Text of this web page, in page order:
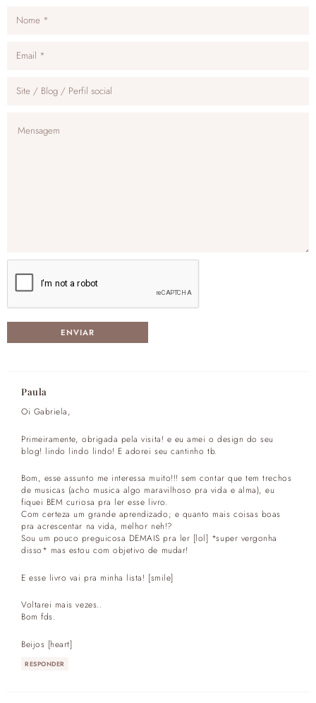
Paula
Oi Gabriela,
Primeiramente, obrigada pela visita! e eu amei o design do seu
blog! lindo lindo lindo! E adorei seu cantinho tb.
Bom, esse assunto me interessa muito!!! sem contar que tem trechos
de musicas (acho musica algo maravilhoso pra vida e alma), eu
fiquei BEM curiosa pra ler esse livro.
Com certeza um grande aprendizado; e quanto mais coisas boas
pra acrescentar na vida, melhor neh!?
Sou um pouco preguicosa DEMAIS pra ler [lol] *super vergonha
disso* mas estou com objetivo de mudar!
E esse livro vai pra minha lista! [smile]
Voltarei mais vezes..
Bom fds.
Beijos [heart]
RESPONDER